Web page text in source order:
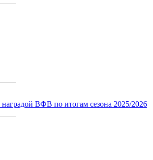
наградой ВФВ по итогам сезона 2025/2026